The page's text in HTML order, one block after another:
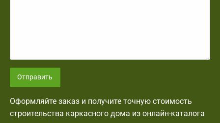
Отправить
Оформляйте заказ и получите точную стоимость
строительства каркасного дома из онлайн-каталога